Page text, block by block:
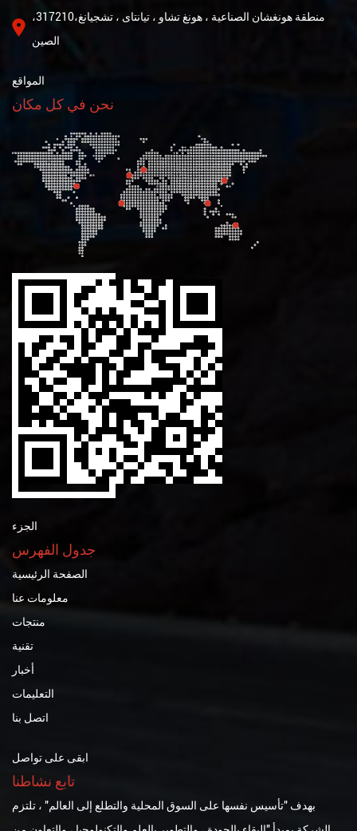
منطقة هونغشان الصناعية ، هونغ تشاو ، تيانتاى ، تشجيانغ،317210،
الصين
المواقع
نحن في كل مكان
الجزء
جدول الفهرس
الصفحة الرئيسية
معلومات عنا
منتجات
تقنية
أخبار
التعليمات
اتصل بنا
ابقى على تواصل
تابع نشاطنا
بهدف "تأسيس نفسها على السوق المحلية والتطلع إلى العالم" ، تلتزم